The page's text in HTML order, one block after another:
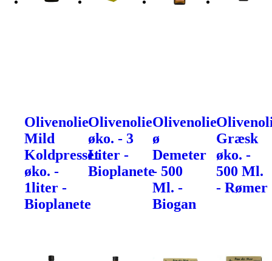
Olivenolie
Mild
Koldpresset
øko. -
1liter -
Bioplanete
Olivenolie
øko. - 3
Liter -
Bioplanete
Olivenolie
ø
Demeter
- 500
Ml. -
Biogan
Græsk
øko. -
500 Ml.
- Rømer